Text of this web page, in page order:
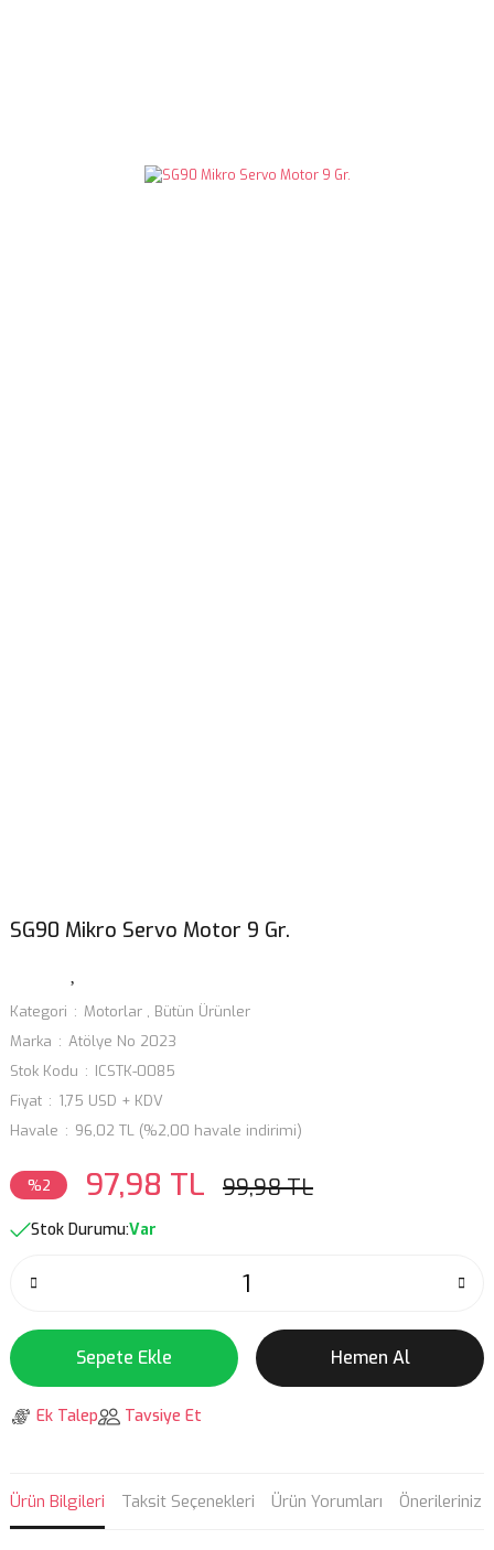
SG90 Mikro Servo Motor 9 Gr.
Kategori Motorlar , Bütün Ürünler
Marka
Atölye No 2023
Stok Kodu
ICSTK-0085
Fiyat
1,75 USD + KDV
Havale
96,02 TL (%2,00 havale indirimi)
%2 97,98 TL 99,98 TL
Stok Durumu:Var
Sepete Ekle Hemen Al
Ek Talep Tavsiye Et
Ürün Bilgileri Taksit Seçenekleri Ürün Yorumları Önerileriniz